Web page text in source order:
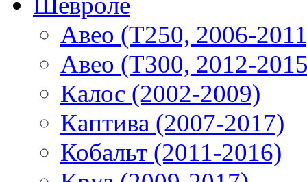
Авео (T250, 2006-
Авео (T300, 2012-
Калос (2002-2009)
Каптива (2007-2017)
Кобальт (2011-2016)